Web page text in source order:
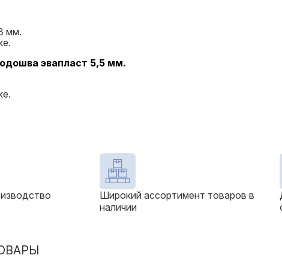
мм.
эвапласт 5,5 мм.
Широкий ассортимент товаров в
наличии